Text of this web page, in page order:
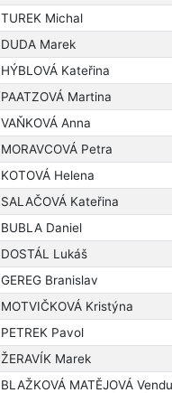
TUREK Michal
DUDA Marek
HÝBLOVÁ Kateřina
PAATZOVÁ Martina
VAŇKOVÁ Anna
MORAVCOVÁ Petra
KOTOVÁ Helena
SALAČOVÁ Kateřina
BUBLA Daniel
DOSTÁL Lukáš
GEREG Branislav
MOTVIČKOVÁ Kristýna
PETREK Pavol
ŽERAVÍK Marek
BLAŽKOVÁ MATĚJOVÁ